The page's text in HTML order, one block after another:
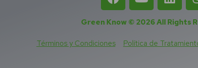
Green Know © 2026All Rights
Términos y Condiciones Política de